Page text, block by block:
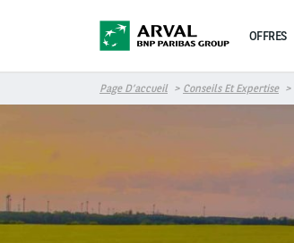
OFFRES
Page D’accueil Conseils Et Expertise